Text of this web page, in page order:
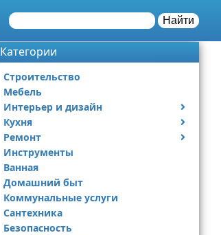
Найти
Категории
Строительство
Мебель
Интерьер и дизайн
Дизайн дачи
Дизайн квартиры
Кухня
Посуда
Ремонт
Ремонт дачи
Ремонт квартиры
Инструменты
Ванная
Домашний быт
Коммунальные услуги
Сантехника
Безопасность